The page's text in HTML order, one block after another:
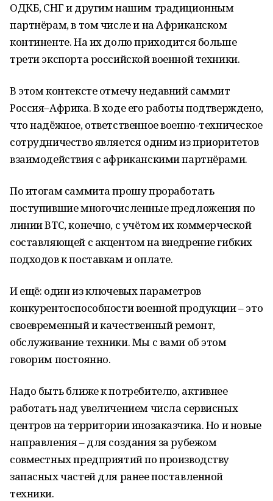
ОДКБ, СНГ и другим нашим традиционным
партнёрам, в том числе и на Африканском
континенте. На их долю приходится больше
трети экспорта российской военной техники.
В этом контексте отмечу недавний саммит
Россия–Африка. В ходе его работы подтверждено,
что надёжное, ответственное военно-техническое
сотрудничество является одним из приоритетов
взаимодействия с африканскими партнёрами.
По итогам саммита прошу проработать
поступившие многочисленные предложения по
линии ВТС, конечно, с учётом их коммерческой
составляющей с акцентом на внедрение гибких
подходов к поставкам и оплате.
И ещё: один из ключевых параметров
конкурентоспособности военной продукции – это
своевременный и качественный ремонт,
обслуживание техники. Мы с вами об этом
говорим постоянно.
Надо быть ближе к потребителю, активнее
работать над увеличением числа сервисных
центров на территории инозаказчика. Но и новые
направления – для создания за рубежом
совместных предприятий по производству
запасных частей для ранее поставленной
техники.